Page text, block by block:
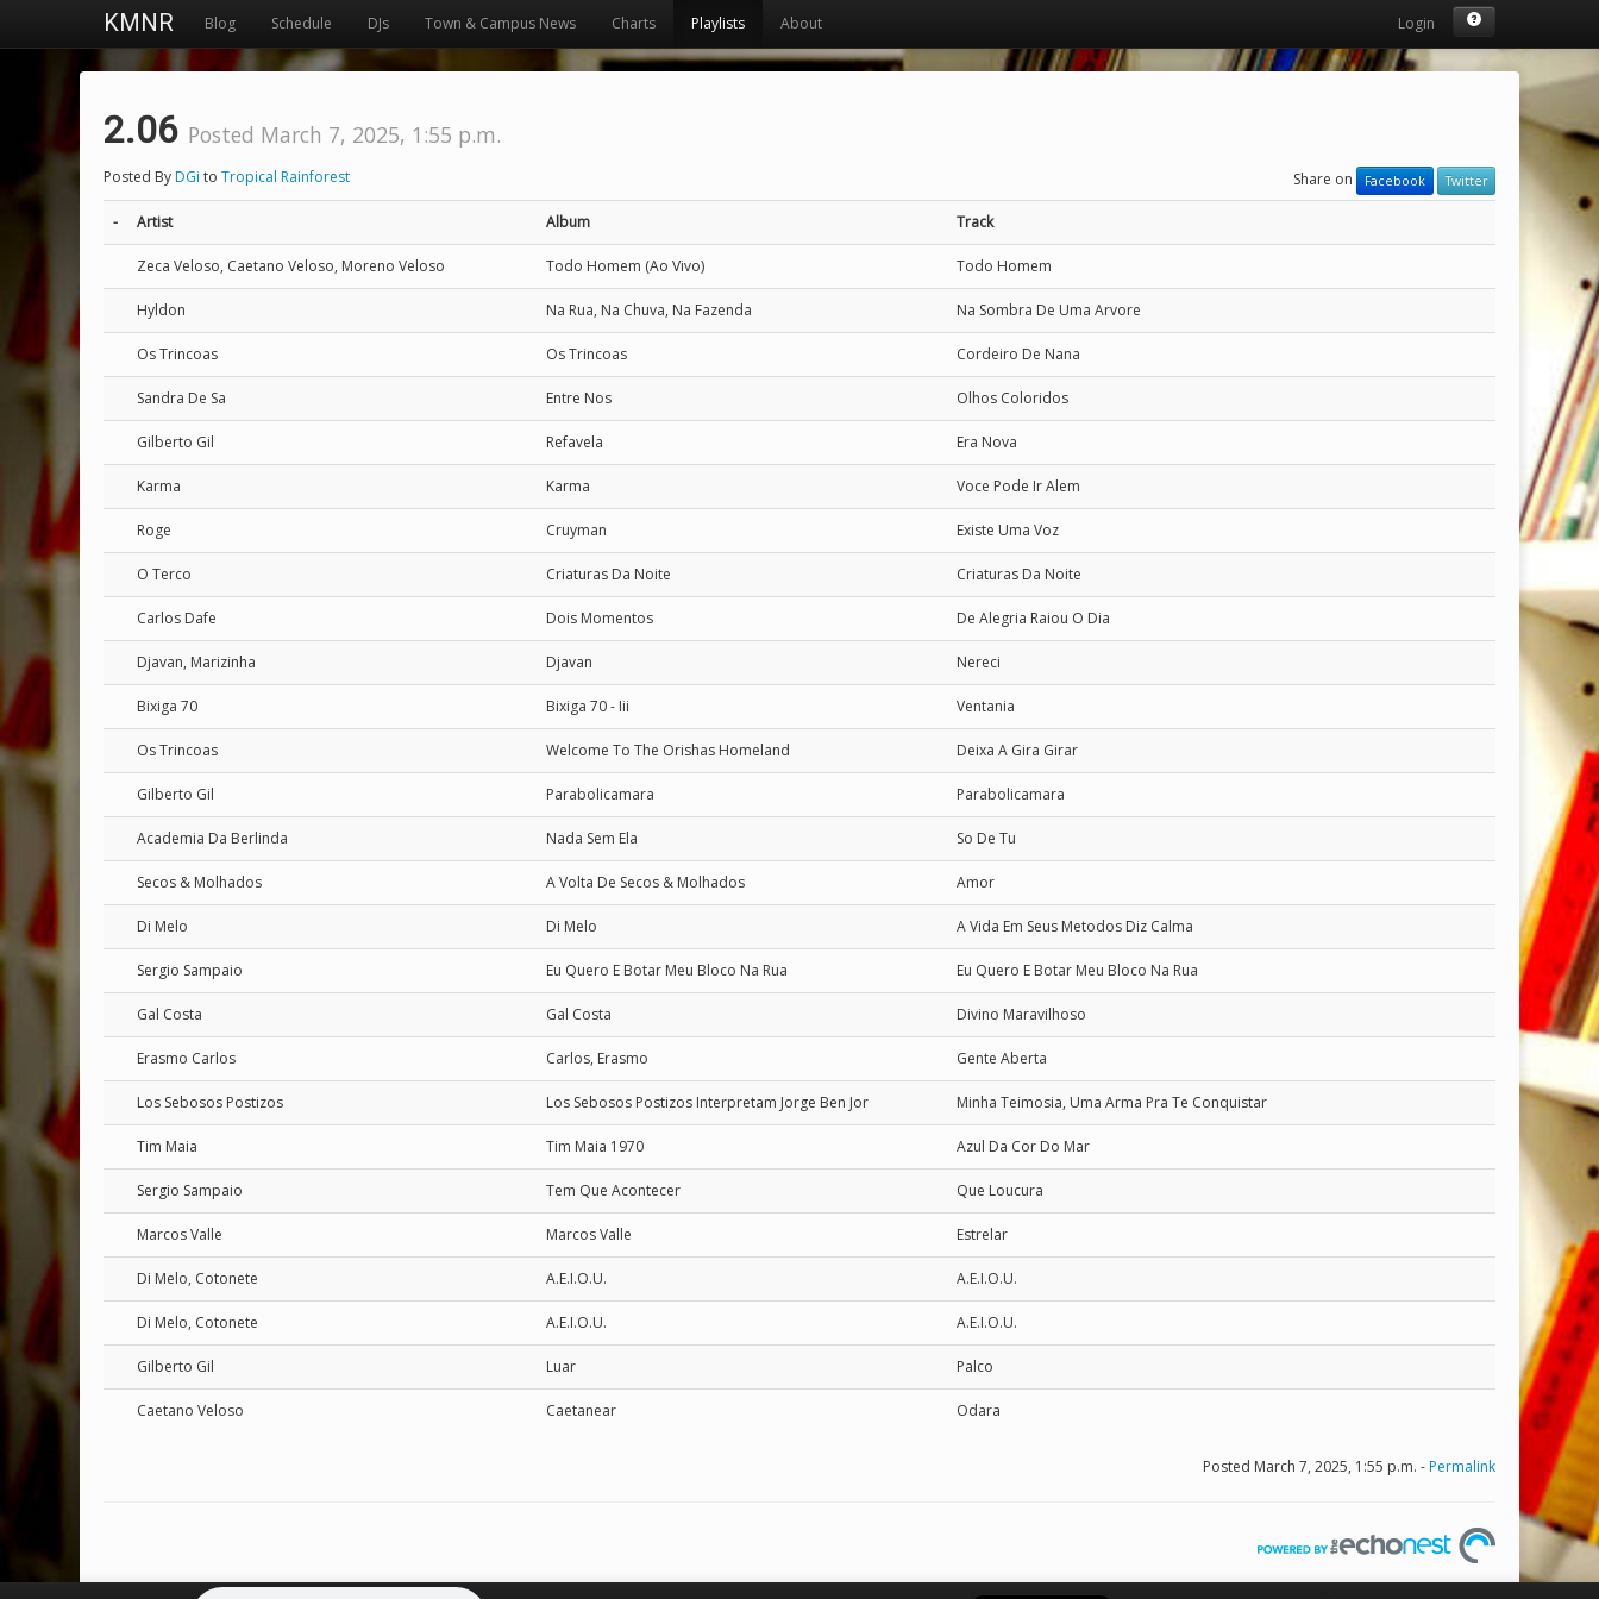
KMNR Blog Schedule DJs Town & Campus News Charts Playlists About Login
2.06 Posted March 7, 2025, 1:55 p.m.
Posted ByDGi to Tropical Rainforest Share on Facebook Twitter
- Artist Album Track
Zeca Veloso, Caetano Veloso, Moreno Veloso Todo Homem (Ao Vivo) Todo Homem
Hyldon Na Rua, Na Chuva, Na Fazenda Na Sombra De Uma Arvore
Os Trincoas Os Trincoas Cordeiro De Nana
Sandra De Sa Entre Nos Olhos Coloridos
Gilberto Gil Refavela Era Nova
Karma Karma Voce Pode Ir Alem
Roge Cruyman Existe Uma Voz
O Terco Criaturas Da Noite Criaturas Da Noite
Carlos Dafe Dois Momentos De Alegria Raiou O Dia
Djavan, Marizinha Djavan Nereci
Bixiga 70 Bixiga 70 - Iii Ventania
Os Trincoas Welcome To The Orishas Homeland Deixa A Gira Girar
Gilberto Gil Parabolicamara Parabolicamara
Academia Da Berlinda Nada Sem Ela So De Tu
Secos & Molhados A Volta De Secos & Molhados Amor
Di Melo Di Melo A Vida Em Seus Metodos Diz Calma
Sergio Sampaio Eu Quero E Botar Meu Bloco Na Rua Eu Quero E Botar Meu Bloco Na Rua
Gal Costa Gal Costa Divino Maravilhoso
Erasmo Carlos Carlos, Erasmo Gente Aberta
Los Sebosos Postizos Los Sebosos Postizos Interpretam Jorge Ben Jor Minha Teimosia, Uma Arma Pra Te Conquistar
Tim Maia Tim Maia 1970 Azul Da Cor Do Mar
Sergio Sampaio Tem Que Acontecer Que Loucura
Marcos Valle Marcos Valle Estrelar
Di Melo, Cotonete A.E.I.O.U. A.E.I.O.U.
Di Melo, Cotonete A.E.I.O.U. A.E.I.O.U.
Gilberto Gil Luar Palco
Caetano Veloso Caetanear Odara
Posted March 7, 2025, 1:55 p.m. -Permalink